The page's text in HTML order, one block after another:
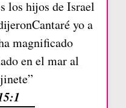
los hijos de Israel
yo a
magnificado
en el mar al